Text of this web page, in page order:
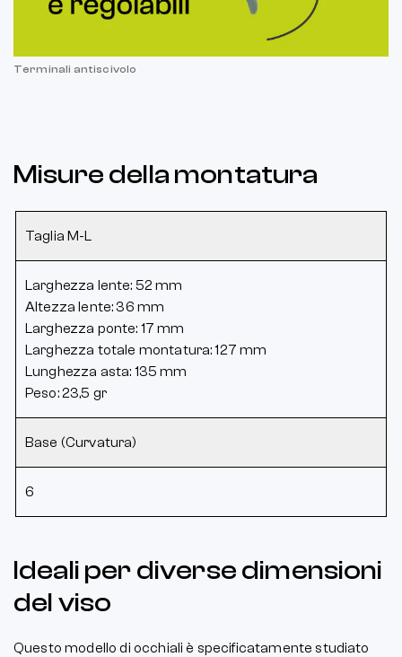
Terminali antiscivolo
Misure della montatura
Taglia M-L
Larghezza lente: 52 mm
Altezza lente: 36 mm
Larghezza ponte: 17 mm
Larghezza totale montatura: 127 mm
Lunghezza asta: 135 mm
Peso: 23,5 gr
Base (Curvatura)
6
Ideali per diverse dimensioni
del viso
Questo modello di occhiali è specificatamente studiato